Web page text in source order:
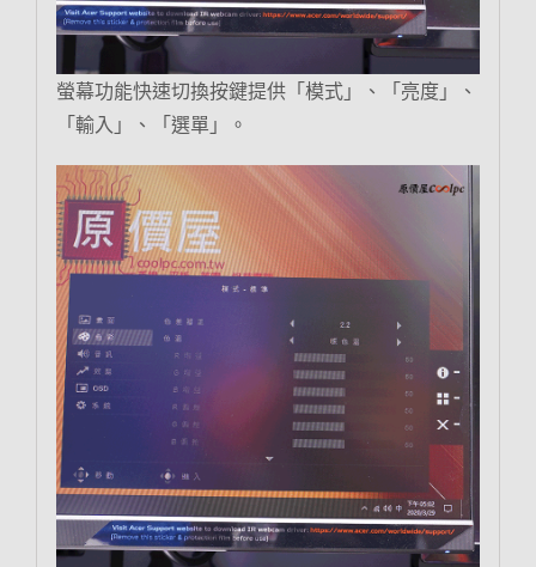
螢幕功能快速切換按鍵提供「模式」、「亮度」、
「輸入」、「選單」。